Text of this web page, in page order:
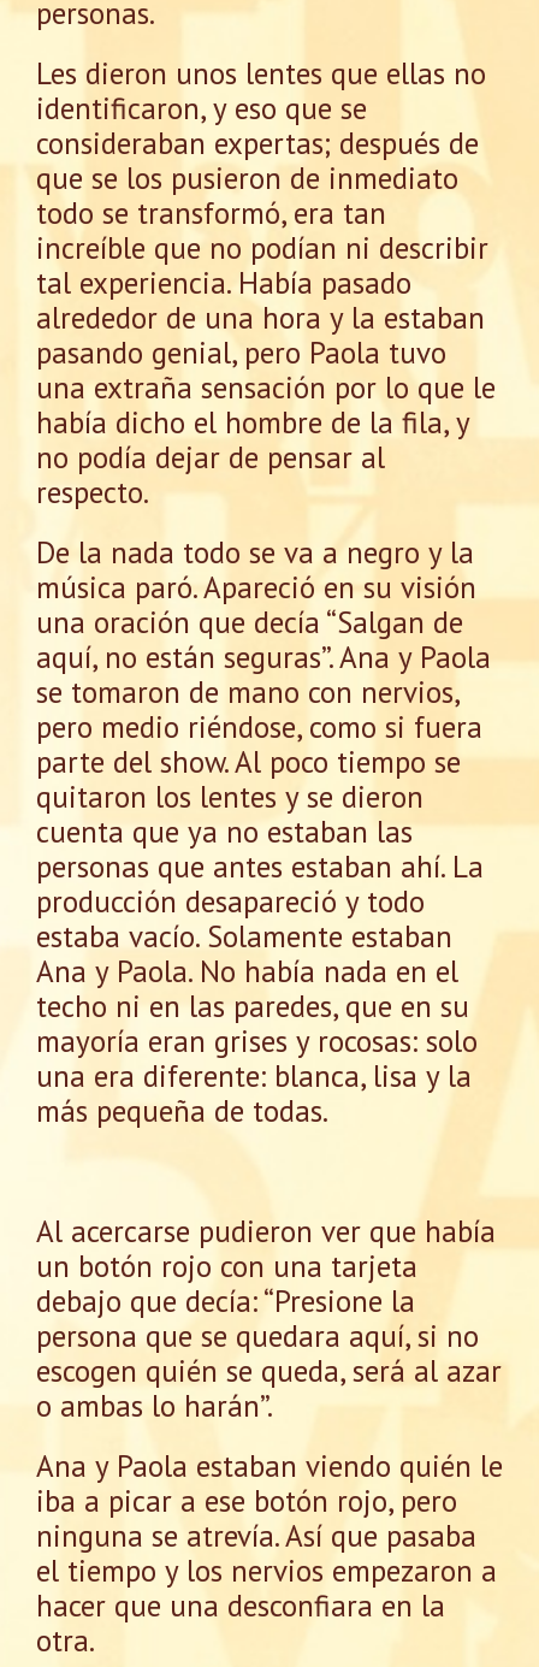
personas.
Les dieron unos lentes que ellas no
identificaron, y eso que se
consideraban expertas; después de
que se los pusieron de inmediato
todo se transformó, era tan
increíble que no podían ni describir
tal experiencia. Había pasado
alrededor de una hora y la estaban
pasando genial, pero Paola tuvo
una extraña sensación por lo que le
había dicho el hombre de la fila, y
no podía dejar de pensar al
respecto.
De la nada todo se va a negro y la
música paró. Apareció en su visión
una oración que decía “Salgan de
aquí, no están seguras”. Ana y Paola
se tomaron de mano con nervios,
pero medio riéndose, como si fuera
parte del show. Al poco tiempo se
quitaron los lentes y se dieron
cuenta que ya no estaban las
personas que antes estaban ahí. La
producción desapareció y todo
estaba vacío. Solamente estaban
Ana y Paola. No había nada en el
techo ni en las paredes, que en su
mayoría eran grises y rocosas: solo
una era diferente: blanca, lisa y la
más pequeña de todas.
Al acercarse pudieron ver que había
un botón rojo con una tarjeta
debajo que decía: “Presione la
persona que se quedara aquí, si no
escogen quién se queda, será al azar
o ambas lo harán”.
Ana y Paola estaban viendo quién le
iba a picar a ese botón rojo, pero
ninguna se atrevía. Así que pasaba
el tiempo y los nervios empezaron a
hacer que una desconfiara en la
otra.